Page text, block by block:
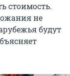
стоимость.
не
будут